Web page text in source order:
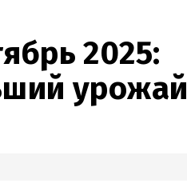
2025:
урожай